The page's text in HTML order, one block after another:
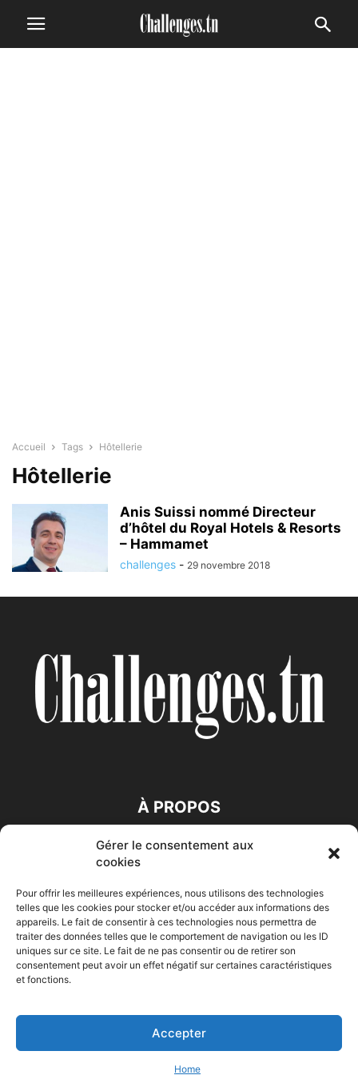
Gérer le consentement aux
cookies
Pour offrir les meilleures expériences, nous utilisons des technologies
telles que les cookies pour stocker et/ou accéder aux informations des
appareils. Le fait de consentir à ces technologies nous permettra de
traiter des données telles que le comportement de navigation ou les ID
uniques sur ce site. Le fait de ne pas consentir ou de retirer son
consentement peut avoir un effet négatif sur certaines caractéristiques
et fonctions.
Accepter
Home
Accueil Tags Hôtellerie
Hôtellerie
Anis Suissi nommé Directeur
d’hôtel du Royal Hotels & Resorts
– Hammamet
challenges - 29 novembre 2018
À PROPOS
SUIVEZ NOUS
Accueil Economie Entreprises Entrepreneur Afrique
HIGH-TECH Auto-Moto
© Challenges.tn By AAKOM.DIGITAL